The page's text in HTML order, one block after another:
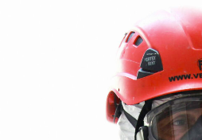
Retirada de fachadas con amianto